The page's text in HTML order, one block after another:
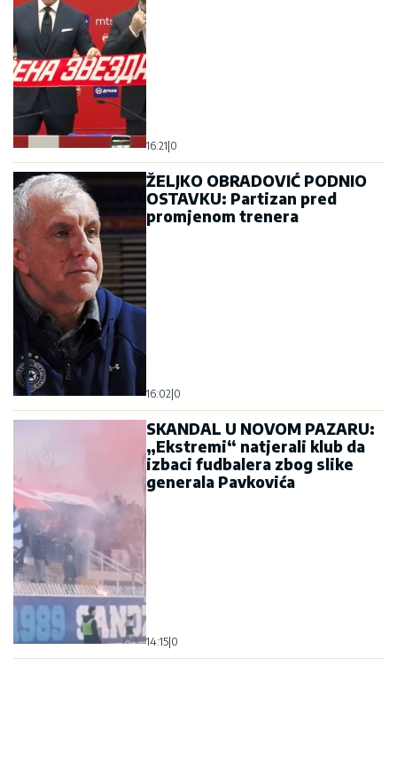
16:21 0
ŽELJKO OBRADOVIĆ PODNIO
OSTAVKU: Partizan pred
promjenom trenera
16:02 0
SKANDAL U NOVOM PAZARU:
„Ekstremi“ natjerali klub da
izbaci fudbalera zbog slike
generala Pavkovića
14:15 0